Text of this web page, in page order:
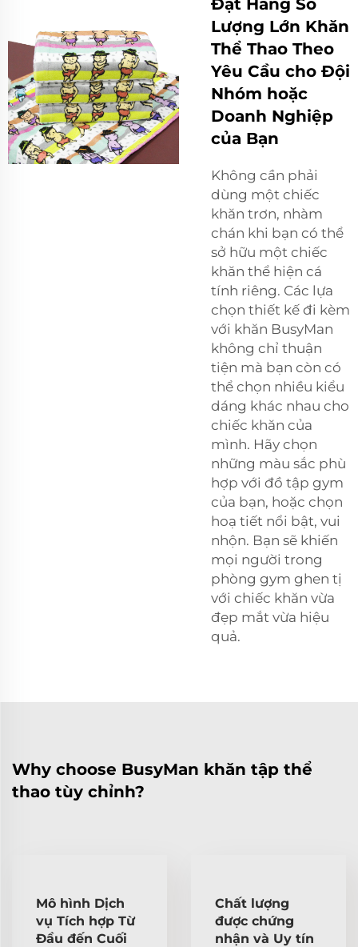
Đặt Hàng Số
Lượng Lớn Khăn
Thể Thao Theo
Yêu Cầu cho Đội
Nhóm hoặc
Doanh Nghiệp
của Bạn
Không cần phải
dùng một chiếc
khăn trơn, nhàm
chán khi bạn có thể
sở hữu một chiếc
khăn thể hiện cá
tính riêng. Các lựa
chọn thiết kế đi kèm
với khăn BusyMan
không chỉ thuận
tiện mà bạn còn có
thể chọn nhiều kiểu
dáng khác nhau cho
chiếc khăn của
mình. Hãy chọn
những màu sắc phù
hợp với đồ tập gym
của bạn, hoặc chọn
hoạ tiết nổi bật, vui
nhộn. Bạn sẽ khiến
mọi người trong
phòng gym ghen tị
với chiếc khăn vừa
đẹp mắt vừa hiệu
quả.
Why choose BusyMan khăn tập thể
thao tùy chỉnh?
Mô hình Dịch
vụ Tích hợp Từ
Đầu đến Cuối
Chất lượng
được chứng
nhận và Uy tín